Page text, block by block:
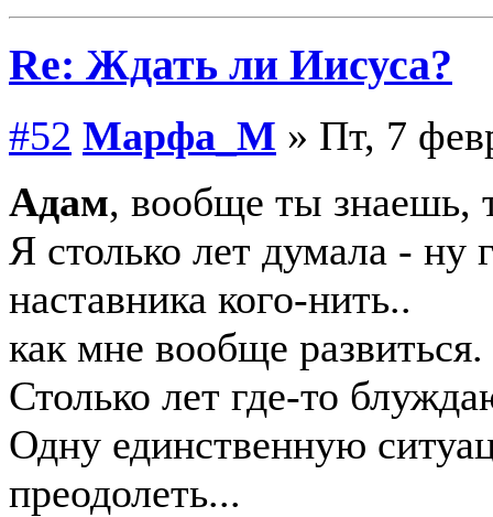
Re: Ждать ли Иисуса?
#52 Марфа_М » Пт, 7
Адам, вообще ты знаешь,
Я столько лет думала - ну
наставника кого-нить..
как мне вообще развиться.
Столько лет где-то
Одну единственную
преодолеть...